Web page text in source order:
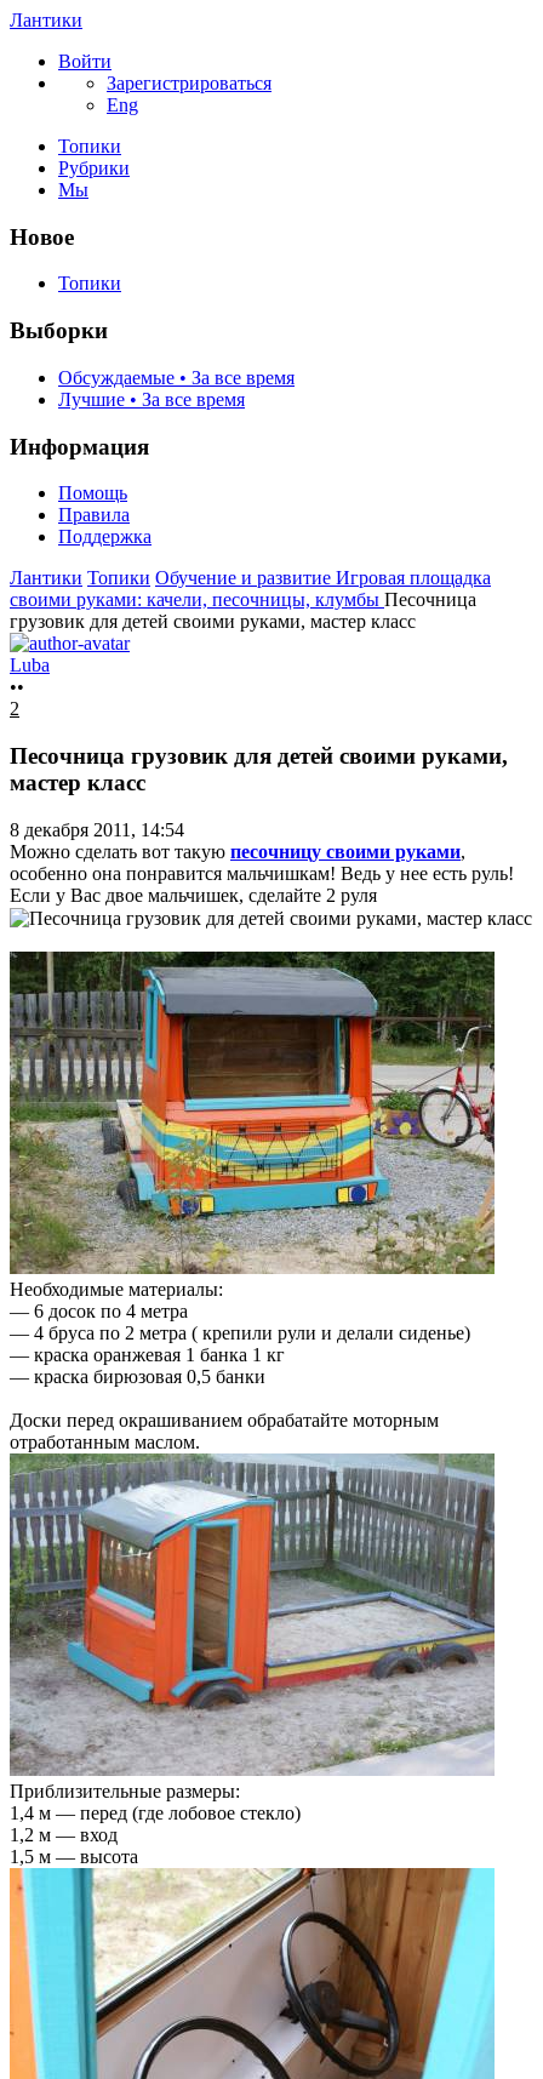
Лантики
Войти
Зарегистрироваться
Eng
Топики
Рубрики
Мы
Новое
Топики
Выборки
Обсуждаемые • За все время
Лучшие • За все время
Информация
Помощь
Правила
Поддержка
Лантики Топики Обучение и развитие Игровая площадка
своими руками: качели, песочницы, клумбы Песочница
грузовик для детей своими руками, мастер класс
Luba
••
2
Песочница грузовик для детей своими руками,
мастер класс
8 декабря 2011, 14:54
Можно сделать вот такую песочницу своими руками,
особенно она понравится мальчишкам! Ведь у нее есть руль!
Если у Вас двое мальчишек, сделайте 2 руля
Необходимые материалы:
— 6 досок по 4 метра
— 4 бруса по 2 метра ( крепили рули и делали сиденье)
— краска оранжевая 1 банка 1 кг
— краска бирюзовая 0,5 банки
Доски перед окрашиванием обрабатайте моторным
отработанным маслом.
Приблизительные размеры:
1,4 м — перед (где лобовое стекло)
1,2 м — вход
1,5 м — высота